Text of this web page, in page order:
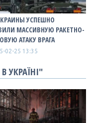
УСПЕШНО
МАССИВНУЮ РАКЕТНО-
АТАКУ ВРАГА
02-25 13:35
УКРАЇНІ"